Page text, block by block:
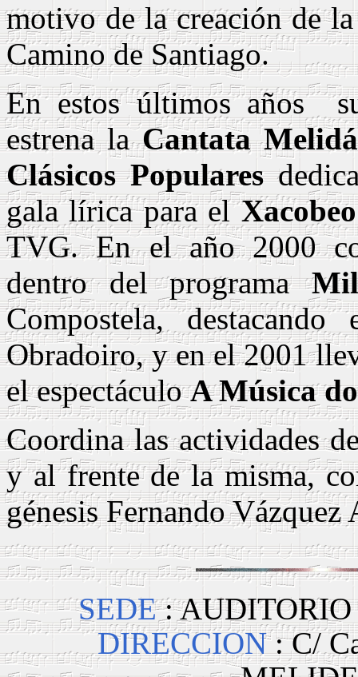
motivo de la creación de
Camino de Santiago.
En estos últimos años
estrena laCantata
Clásicos Populares
gala lírica para el
TVG. En el año 2000
dentro del programa
Compostela,
Obradoiro, y en el 2001
el espectáculoA Música
Coordina las actividades
y al frente de la misma,
génesis Fernando Vázquez
SEDE:
DIRECCION: C/